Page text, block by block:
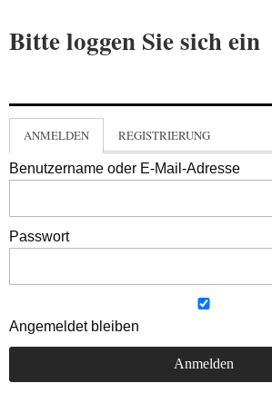
Bitte loggen Sie sich ein
ANMELDEN REGISTRIERUNG
Benutzername oder E-Mail-Adresse
Passwort
Angemeldet bleiben